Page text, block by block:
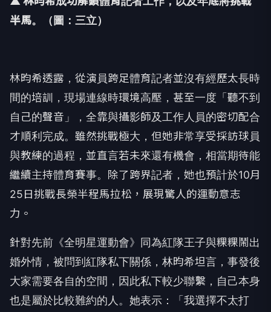
半馬。
（圖：三立）
林昀希透露，從演員跨足體育記者並沒有經歷太長時
間的培訓，現場連線時環境高壓，甚至一度「聽不到
自己的聲音」，全靠與攝影師及工作人員的密切配合
才順利完成。雖然挑戰極大，但她非常享受採訪球員
與教練的過程，並直言若未來還有機會，相當期待能
繼續主持體育賽事。除了跨界記者，她也預計於10月
25日挑戰長榮半程馬拉松，展現驚人的運動意志
力。
針對先前《全明星運動會》同為紅隊王子與粿粿鬧出
婚外情，被問到紅隊私下關係，林昀希坦言，事發後
大家需要各自的空間，因此私下較少聯繫，自己本身
也是屬於比較難約的人。她表示：「我選擇不太打